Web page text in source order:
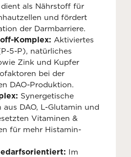
als Nährstoff für
und fördert
der Darmbarriere.
Komplex: Aktiviertes
5-P), natürliches
Zink und Kupfer
bei der
DAO-Produktion.
Synergetische
DAO, L-Glutamin und
Vitaminen &
für mehr Histamin-
Im